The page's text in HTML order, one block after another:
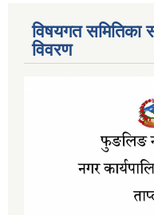
विषयगत समितिका
विवरण